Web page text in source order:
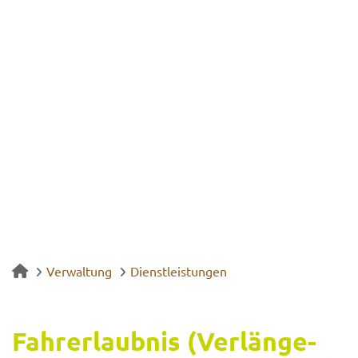
Verwaltung Dienstleistungen
Fahr­erlaub­nis (Ver­län­ge­